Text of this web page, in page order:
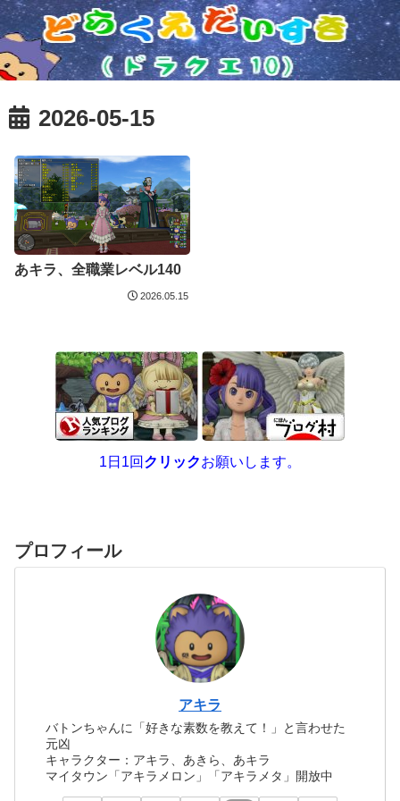
2026-05-15
あキラ、全職業レベル140
2026.05.15
1日1回 クリックお願いします。
プロフィール
アキラ
バトンちゃんに「好きな素数を教えて！」と言わせた
元凶
キャラクター：アキラ、あきら、あキラ
マイタウン「アキラメロン」「アキラメタ」開放中